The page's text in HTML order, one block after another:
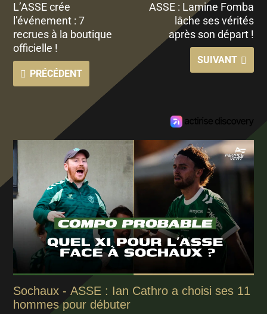
L’ASSE crée
l’événement : 7
recrues à la boutique
officielle !
PRÉCÉDENT
ASSE : Lamine Fomba
lâche ses vérités
après son départ !
SUIVANT
Sochaux - ASSE : Ian Cathro a choisi ses 11
hommes pour débuter